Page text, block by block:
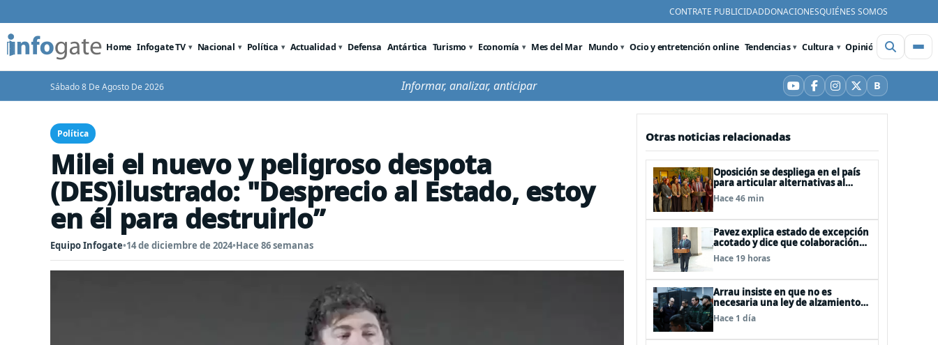
CONTRATE PUBLICIDADDONACIONESQUIÉNES SOMOS
Home Infogate TV Nacional Política Actualidad Defensa Antártica Turismo Economía Mes del Mar Mundo Ocio y entretención online Tendencias Cultura Opinión Videos
Sábado 8 De Agosto De 2026 Informar, analizar, anticipar YouTube
Facebook
Instagram
X BBluesky
Política
Milei el nuevo y peligroso despota
(DES)ilustrado: "Desprecio al Estado, estoy
en él para destruirlo”
Equipo Infogate•14 de diciembre de 2024•Hace 86 semanas
Otras noticias relacionadas
Oposición se despliega en el país
para articular alternativas al
Gobierno
Hace 46 min
Pavez explica estado de excepción
acotado y dice que colaboración
entre FFAA y policías, “es algo del
todo pertinente analizar”
Hace 19 horas
Arrau insiste en que no es
necesaria una ley de alzamiento
del secreto bancario, porque ya
existe
Hace 1 día